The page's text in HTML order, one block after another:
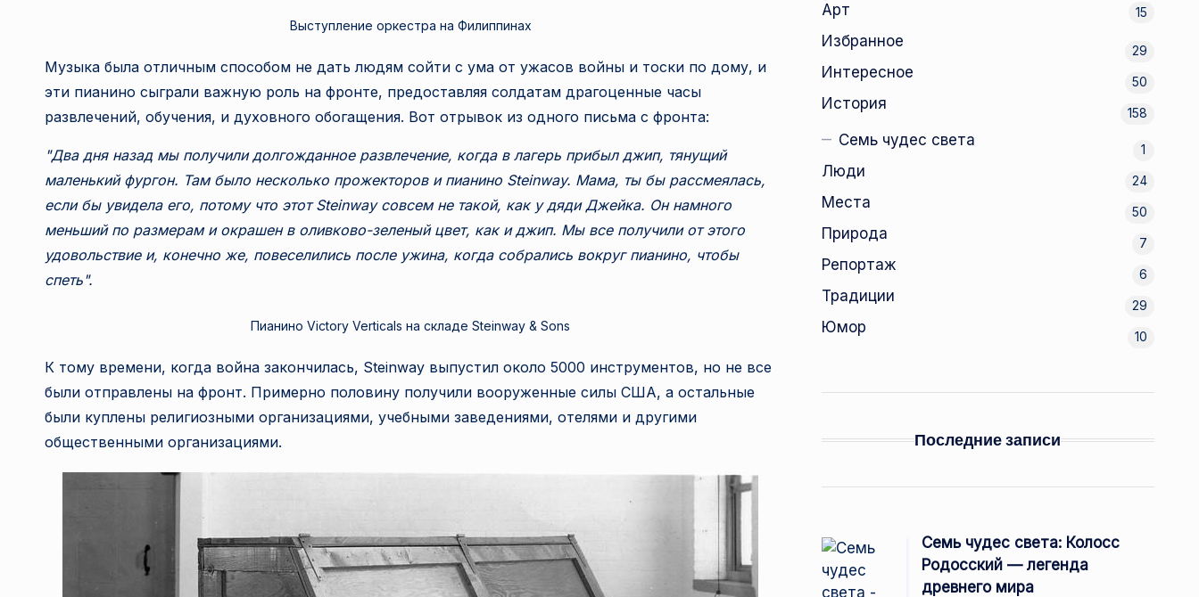
Выступление оркестра на Филиппинах
Музыка была отличным способом не дать людям сойти с ума от ужасов войны и тоски по дому, и
эти пианино сыграли важную роль на фронте, предоставляя солдатам драгоценные часы
развлечений, обучения, и духовного обогащения. Вот отрывок из одного письма с фронта:
"Два дня назад мы получили долгожданное развлечение, когда в лагерь прибыл джип, тянущий
маленький фургон. Там было несколько прожекторов и пианино Steinway. Мама, ты бы рассмеялась,
если бы увидела его, потому что этот Steinway совсем не такой, как у дяди Джейка. Он намного
меньший по размерам и окрашен в оливково-зеленый цвет, как и джип. Мы все получили от этого
удовольствие и, конечно же, повеселились после ужина, когда собрались вокруг пианино, чтобы
спеть".
Пианино Victory Verticals на складе Steinway & Sons
К тому времени, когда война закончилась, Steinway выпустил около 5000 инструментов, но не все
были отправлены на фронт. Примерно половину получили вооруженные силы США, а остальные
были куплены религиозными организациями, учебными заведениями, отелями и другими
общественными организациями.
Арт 15
Избранное
29
Интересное
50
История
158
Семь чудес света
1
Люди
24
Места
50
Природа
7
Репортаж
6
Традиции
29
Юмор
10
Последние записи
Семь чудес света: Колосс
Родосский — легенда
древнего мира